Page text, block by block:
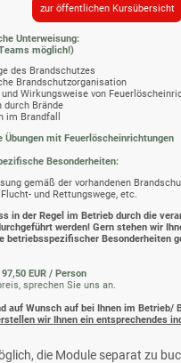
zur öffentlichen Kursübersicht
Unterweisung:
möglich!)
des Brandschutzes
Brandschutzorganisation
und Wirkungsweise von
durch Brände
im Brandfall
Übungen mit Feuerlöscheinrichtungen
Besonderheiten:
gemäß der vorhandenen
und Rettungswege, etc.
in der Regel im Betrieb durch die
werden! Gern stehen wir
betriebsspezifischer Besonderheiten
EUR / Person
sprechen Sie uns an.
auf Wunsch auf bei Ihnen im Betrieb/
wir Ihnen ein entsprechendes
die Module separat zu